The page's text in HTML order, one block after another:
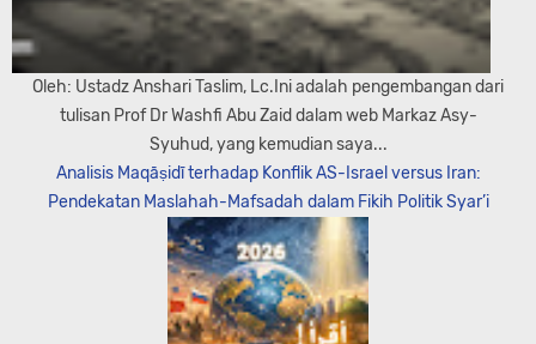
Oleh: Ustadz Anshari Taslim, Lc.Ini adalah pengembangan dari
tulisan Prof Dr Washfi Abu Zaid dalam web Markaz Asy-
Syuhud, yang kemudian saya...
Analisis Maqāṣidī terhadap Konflik AS-Israel versus Iran:
Pendekatan Maslahah-Mafsadah dalam Fikih Politik Syar’i